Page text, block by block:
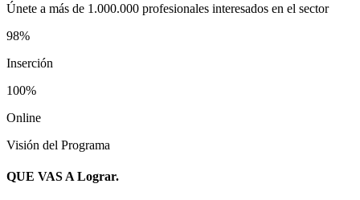
Únete a más de 1.000.000 profesionales interesados en el sector
98%
Inserción
100%
Online
Visión del Programa
QUE VAS A Lograr.